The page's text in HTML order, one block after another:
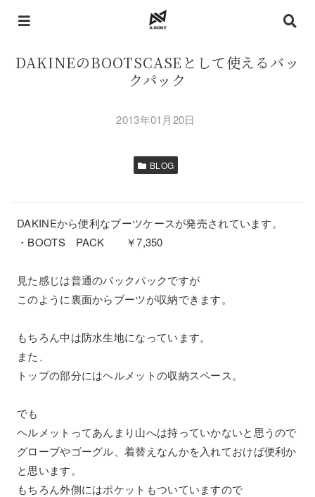
DAKINEのBOOTSCASEとして使えるバッ
クパック
2013年01月20日
BLOG
DAKINEから便利なブーツケースが発売されています。
・BOOTS PACK ￥7,350
見た感じは普通のバックパックですが
このように裏面からブーツが収納できます。
もちろん中は防水生地になっています。
また、
トップの部分にはヘルメットの収納スペース。
でも
ヘルメットってあんまり山へは持っていかないと思うので
グローブやゴーグル、着替えなんかを入れておけば便利か
と思います。
もちろん外側にはポケットもついていますので